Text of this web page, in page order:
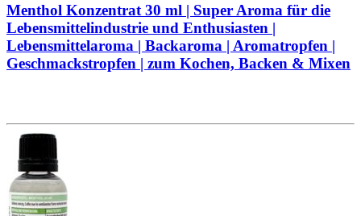
Menthol Konzentrat 30 ml | Super Aroma für die
Lebensmittelindustrie und Enthusiasten |
Lebensmittelaroma | Backaroma | Aromatropfen |
Geschmackstropfen | zum Kochen, Backen & Mixen